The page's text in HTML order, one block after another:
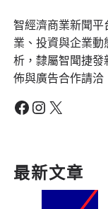
智經濟商業新聞
業、投資與企業
析，隸屬智聞捷
佈與廣告合作請洽
Facebook Instagram X
最新文章